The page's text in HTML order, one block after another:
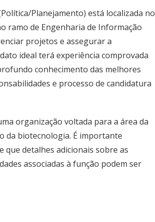
Planejamento) está localizada no
ramo de Engenharia de Informação
projetos e assegurar a
ideal terá experiência comprovada
conhecimento das melhores
e processo de candidatura
organização voltada para a área da
da biotecnologia. É importante
que detalhes adicionais sobre as
associadas à função podem ser